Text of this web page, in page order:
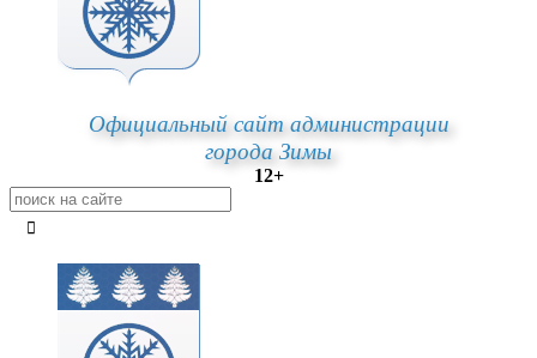
Официальный сайт администрации
города Зимы
12+